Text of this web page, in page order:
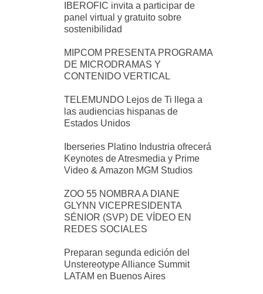
IBEROFIC invita a participar de
panel virtual y gratuito sobre
sostenibilidad
MIPCOM PRESENTA PROGRAMA
DE MICRODRAMAS Y
CONTENIDO VERTICAL
TELEMUNDO Lejos de Ti llega a
las audiencias hispanas de
Estados Unidos
Iberseries Platino Industria ofrecerá
Keynotes de Atresmedia y Prime
Video & Amazon MGM Studios
ZOO 55 NOMBRA A DIANE
GLYNN VICEPRESIDENTA
SÉNIOR (SVP) DE VÍDEO EN
REDES SOCIALES
Preparan segunda edición del
Unstereotype Alliance Summit
LATAM en Buenos Aires